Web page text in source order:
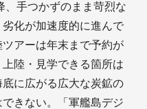
、手つかずのまま苛烈な
化が加速度的に進んで
アーは年末まで予約が
陸・見学できる箇所は
に広がる広大な炭鉱の
きない。「軍艦島デジ